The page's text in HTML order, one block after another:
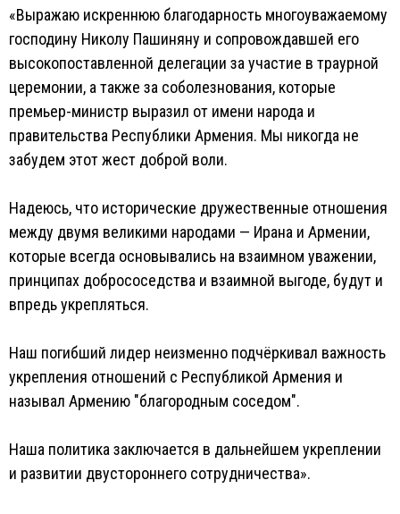
«Выражаю искреннюю благодарность многоуважаемому
господину Николу Пашиняну и сопровождавшей его
высокопоставленной делегации за участие в траурной
церемонии, а также за соболезнования, которые
премьер-министр выразил от имени народа и
правительства Республики Армения. Мы никогда не
забудем этот жест доброй воли.
Надеюсь, что исторические дружественные отношения
между двумя великими народами — Ирана и Армении,
которые всегда основывались на взаимном уважении,
принципах добрососедства и взаимной выгоде, будут и
впредь укрепляться.
Наш погибший лидер неизменно подчёркивал важность
укрепления отношений с Республикой Армения и
называл Армению "благородным соседом".
Наша политика заключается в дальнейшем укреплении
и развитии двустороннего сотрудничества».